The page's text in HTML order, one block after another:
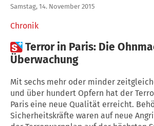
Chronik
Samstag, 14. November 2015
Terror in Paris: Die
Überwachung
Mit sechs mehr oder minder
und über hundert Opfern hat der
Paris eine neue Qualität erreicht.
Sicherheitskräfte waren auf neue